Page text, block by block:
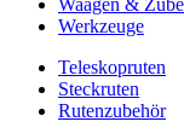
Werkzeuge
Teleskopruten
Steckruten
Rutenzubehör